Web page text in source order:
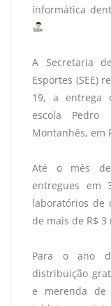
informática
A Secretaria
Esportes (SEE)
19, a entrega
escola Pedro
Montanhês, em
Até o mês de
entregues em
laboratórios de
de mais de R$
Para o ano
distribuição
e merenda de